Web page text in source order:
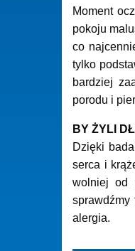
Moment
pokoju
co
tylko
bardziej
porodu i
BY ŻYLI
Dzięki
serca i
wolniej od
alergia.